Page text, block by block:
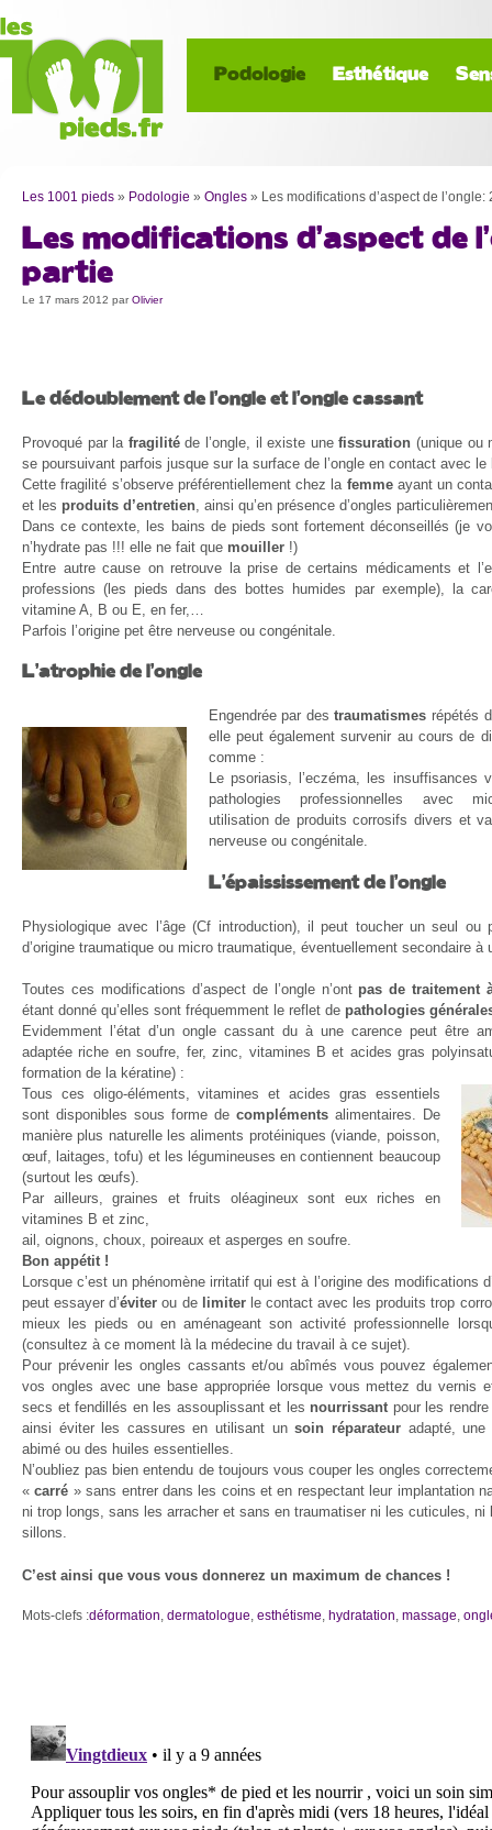
Podologie Esthétique
Les 1001 pieds » Podologie » Ongles » Les modifications d’aspect de l’ongle:
Les modifications d’aspect de
partie
Le 17 mars 2012 parOlivier
Le dédoublement de l’ongle et l’ongle cassant
Provoqué par la fragilitéde l’ongle, il existe unefissuration (unique ou
se poursuivant parfois jusque sur la surface de l’ongle en contact avec le
Cette fragilité s’observe préférentiellement chez la femmeayant un
et les produits d’entretien , ainsi qu’en présence d’ongles
Dans ce contexte, les bains de pieds sont fortement déconseillés (je
n’hydrate pas !!! elle ne fait que mouiller !)
Entre autre cause on retrouve la prise de certains médicaments et
professions (les pieds dans des bottes humides par exemple), la
vitamine A, B ou E, en fer,…
Parfois l’origine pet être nerveuse ou congénitale.
L’atrophie de l’ongle
Engendrée par destraumatismes répétés
elle peut également survenir au cours de
comme :
Le psoriasis, l’eczéma, les insuffisances
pathologies professionnelles avec
utilisation de produits corrosifs divers et
nerveuse ou congénitale.
L’épaississement de l’ongle
Physiologique avec l’âge (Cf introduction), il peut toucher un seul ou
d’origine traumatique ou micro traumatique, éventuellement secondaire à
Toutes ces modifications d’aspect de l’ongle n’ont pas de traitement
étant donné qu’elles sont fréquemment le reflet de pathologies
Evidemment l’état d’un ongle cassant du à une carence peut être
adaptée riche en soufre, fer, zinc, vitamines B et acides gras
formation de la kératine) :
Tous ces oligo-éléments, vitamines et acides gras essentiels
sont disponibles sous forme de complémentsalimentaires. De
manière plus naturelle les aliments protéiniques (viande, poisson,
œuf, laitages, tofu) et les légumineuses en contiennent beaucoup
(surtout les œufs).
Par ailleurs, graines et fruits oléagineux sont eux riches en
vitamines B et zinc,
ail, oignons, choux, poireaux et asperges en soufre.
Bon appétit !
Lorsque c’est un phénomène irritatif qui est à l’origine des modifications
peut essayer d’éviter ou de limiterle contact avec les produits trop
mieux les pieds ou en aménageant son activité professionnelle
(consultez à ce moment là la médecine du travail à ce sujet).
Pour prévenir les ongles cassants et/ou abîmés vous pouvez
vos ongles avec une base appropriée lorsque vous mettez du vernis
secs et fendillés en les assouplissant et les nourrissant pour les
ainsi éviter les cassures en utilisant unsoin réparateuradapté, une
abimé ou des huiles essentielles.
N’oubliez pas bien entendu de toujours vous couper les ongles
«carré » sans entrer dans les coins et en respectant leur implantation
ni trop longs, sans les arracher et sans en traumatiser ni les cuticules, ni
sillons.
C’est ainsi que vous vous donnerez un maximum de chances !
Mots-clefs :déformation, dermatologue, esthétisme, hydratation, massage,